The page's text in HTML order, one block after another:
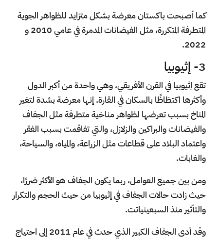
كما أصبحت باكستان معرضة بشكل متزايد للظواهر الجوية
المتطرفة المتكررة، مثل الفيضانات المدمرة في عامي 2010 و
2022.
3- إثيوبيا
تقع إثيوبيا في القرن الأفريقي، وهي واحدة من أكبر الدول
وأكثرها اكتظاظًا بالسكان في القارة. إنها معرضة بشدة لتغير
المناخ بسبب تعرضها لظواهر مناخية متطرفة مثل الجفاف
والفيضانات والبراكين والزلازل، والتي تفاقمت بسبب الفقر
واعتماد البلاد على قطاعات مثل الزراعة، والمياه، والسياحة،
والغابات.
ومن بين جميع العوامل، ربما يكون الجفاف هو الأكثر ضررًا،
حيث زادت حالات الجفاف في إثيوبيا من حيث الحجم والتكرار
والتأثير منذ السبعينياتت.
وقد أدى الجفاف الكبير الذي حدث في عام 2011 إلى احتياج